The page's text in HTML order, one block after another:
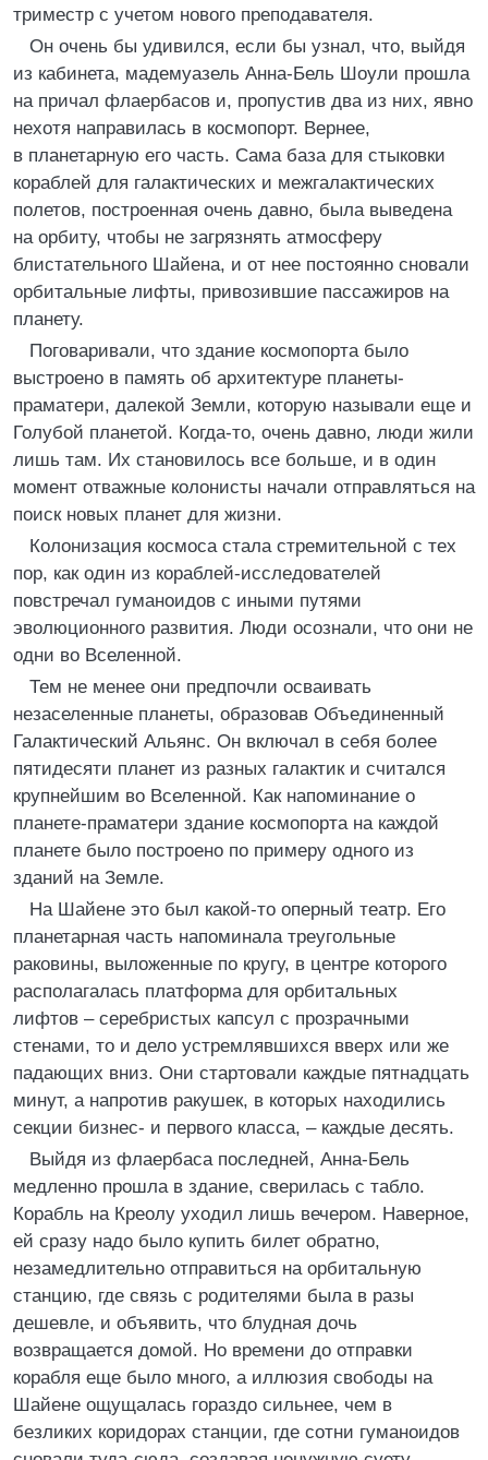
триместр с учетом нового преподавателя.
Он очень бы удивился, если бы узнал, что, выйдя
из кабинета, мадемуазель Анна-Бель Шоули прошла
на причал флаербасов и, пропустив два из них, явно
нехотя направилась в космопорт. Вернее,
в планетарную его часть. Сама база для стыковки
кораблей для галактических и межгалактических
полетов, построенная очень давно, была выведена
на орбиту, чтобы не загрязнять атмосферу
блистательного Шайена, и от нее постоянно сновали
орбитальные лифты, привозившие пассажиров на
планету.
Поговаривали, что здание космопорта было
выстроено в память об архитектуре планеты-
праматери, далекой Земли, которую называли еще и
Голубой планетой. Когда-то, очень давно, люди жили
лишь там. Их становилось все больше, и в один
момент отважные колонисты начали отправляться на
поиск новых планет для жизни.
Колонизация космоса стала стремительной с тех
пор, как один из кораблей-исследователей
повстречал гуманоидов с иными путями
эволюционного развития. Люди осознали, что они не
одни во Вселенной.
Тем не менее они предпочли осваивать
незаселенные планеты, образовав Объединенный
Галактический Альянс. Он включал в себя более
пятидесяти планет из разных галактик и считался
крупнейшим во Вселенной. Как напоминание о
планете-праматери здание космопорта на каждой
планете было построено по примеру одного из
зданий на Земле.
На Шайене это был какой-то оперный театр. Его
планетарная часть напоминала треугольные
раковины, выложенные по кругу, в центре которого
располагалась платформа для орбитальных
лифтов – серебристых капсул с прозрачными
стенами, то и дело устремлявшихся вверх или же
падающих вниз. Они стартовали каждые пятнадцать
минут, а напротив ракушек, в которых находились
секции бизнес- и первого класса, – каждые десять.
Выйдя из флаербаса последней, Анна-Бель
медленно прошла в здание, сверилась с табло.
Корабль на Креолу уходил лишь вечером. Наверное,
ей сразу надо было купить билет обратно,
незамедлительно отправиться на орбитальную
станцию, где связь с родителями была в разы
дешевле, и объявить, что блудная дочь
возвращается домой. Но времени до отправки
корабля еще было много, а иллюзия свободы на
Шайене ощущалась гораздо сильнее, чем в
безликих коридорах станции, где сотни гуманоидов